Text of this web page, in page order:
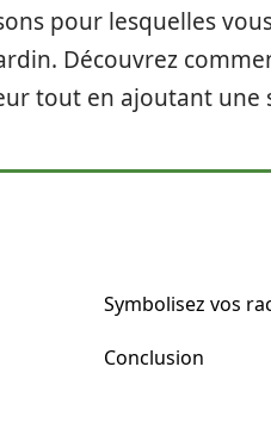
pour lesquelles
Découvrez
tout en ajoutant
Symbolisez vos
Conclusion